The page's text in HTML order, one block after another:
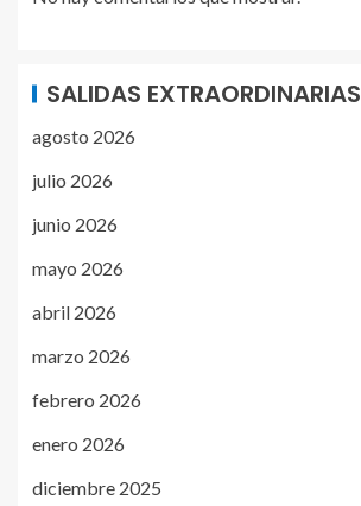
SALIDAS EXTRAORDINARIAS
agosto 2026
julio 2026
junio 2026
mayo 2026
abril 2026
marzo 2026
febrero 2026
enero 2026
diciembre 2025